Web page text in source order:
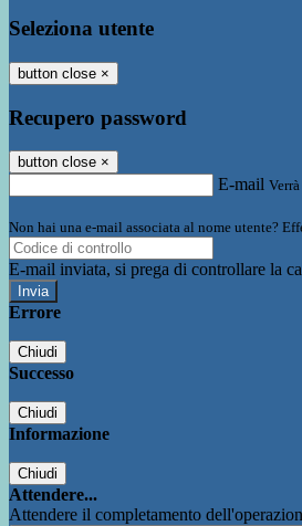
Seleziona utente
button close ×
Recupero password
button close ×
E-mail
Non hai una e-mail associata al nome utente?
E-mail inviata, si prega di controllare la
Errore
Chiudi
Successo
Chiudi
Informazione
Chiudi
Attendere...
Attendere il completamento